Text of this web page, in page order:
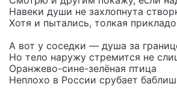
Навеки души не захлопнута
Хотя и пытались, толкая
А вот у соседки — душа за
Но тело наружу стремится не
Оранжево-сине-зелёная птица
Неплохо в России срубает